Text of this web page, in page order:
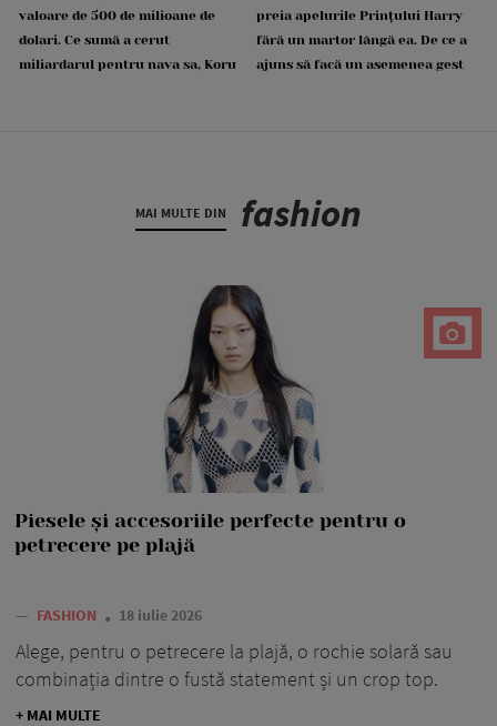
valoare de 500 de milioane de
dolari. Ce sumă a cerut
miliardarul pentru nava sa, Koru
preia apelurile Prințului Harry
fără un martor lângă ea. De ce a
ajuns să facă un asemenea gest
MAI MULTE DIN fashion
Piesele și accesoriile perfecte pentru o
petrecere pe plajă
— FASHION 18 iulie 2026
Alege, pentru o petrecere la plajă, o rochie solară sau
combinația dintre o fustă statement și un crop top.
+ MAI MULTE